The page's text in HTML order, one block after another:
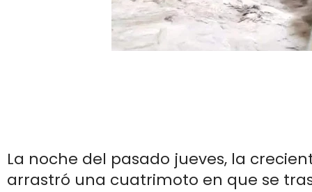
La noche del pasado jueves, la
arrastró una cuatrimoto en que se